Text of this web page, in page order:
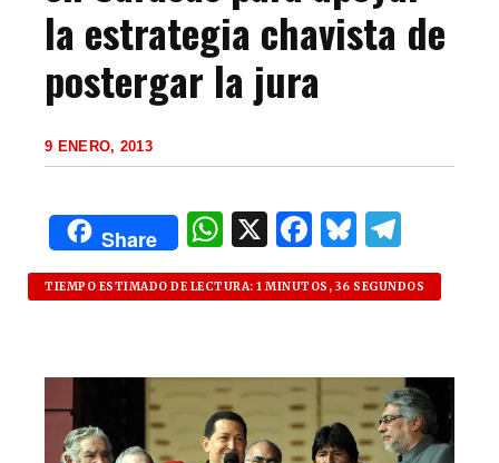
la estrategia chavista de
postergar la jura
9 ENERO, 2013
Share
W
h
at
A
p
p
X F
a
c
b
o
o
B
lu
es
y
el
e
ra
m
TIEMPO ESTIMADO DE LECTURA: 1 MINUTOS, 36 SEGUNDOS